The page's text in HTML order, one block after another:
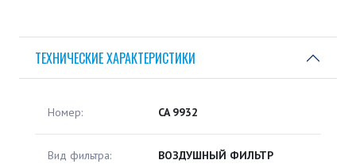
ТЕХНИЧЕСКИЕ ХАРАКТЕРИСТИКИ
Номер: CA 9932
Вид фильтра: ВОЗДУШНЫЙ ФИЛЬТР